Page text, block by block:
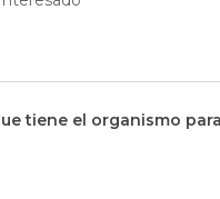
tiene el organismo